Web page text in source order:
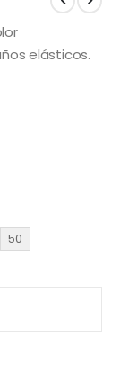
elásticos.
50